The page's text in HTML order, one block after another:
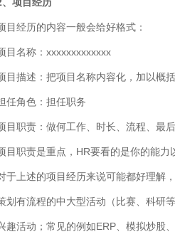
目经历的内容一般会给好格式：
目名称：xxxxxxxxxxxxx
目描述：把项目名称内容化，加以概
任角色：担任职务
目职责：做何工作、时长、流程、最
目职责是重点，HR要看的是你的能力
于上述的项目经历来说可能都好理解
划有流程的中大型活动（比赛、科研
趣活动；常见的例如ERP、模拟炒股